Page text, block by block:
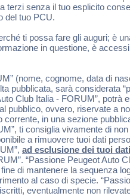
terzi senza il tuo esplicito
del tuo PCU.
ti possa fare gli auguri; è
in questione, è
(nome, cognome, data di
pubblicata, sarà considerata
Club Italia - FORUM”, potrà
pubblico, ovvero, riservate a
in una sezione
ti consiglia vivamente di
a rimuovere tuoi dati
ad esclusione dei tuoi
“Passione Peugeot Auto
di mantenere la sequenza
al caso di specie.
eventualmente non